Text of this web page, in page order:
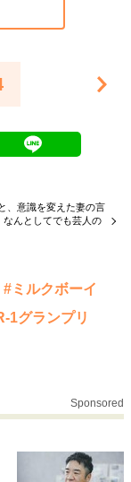
、意識を変えた妻の言
んとしてでも芸人の
#ミルクボーイ
1グランプリ
Sponsored